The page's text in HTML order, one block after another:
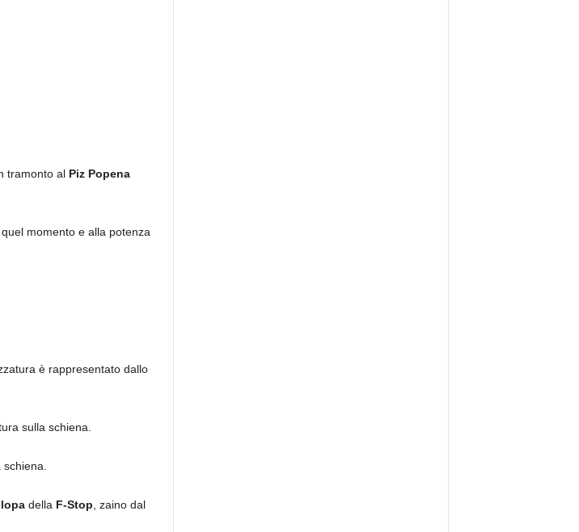
tramonto al Piz Popena
momento e alla potenza
è rappresentato dallo
sulla schiena.
della F-Stop , zaino dal